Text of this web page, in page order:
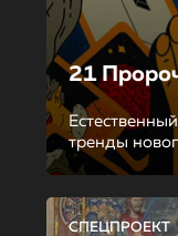
21
тренды
СПЕЦПРОЕКТ